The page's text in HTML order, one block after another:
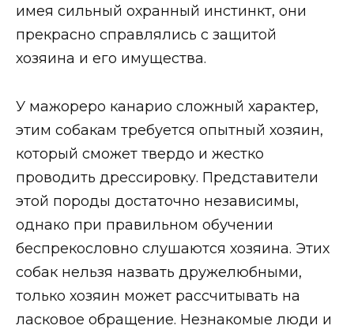
имея сильный охранный инстинкт, они
прекрасно справлялись с защитой
хозяина и его имущества.
У мажореро канарио сложный характер,
этим собакам требуется опытный хозяин,
который сможет твердо и жестко
проводить дрессировку. Представители
этой породы достаточно независимы,
однако при правильном обучении
беспрекословно слушаются хозяина. Этих
собак нельзя назвать дружелюбными,
только хозяин может рассчитывать на
ласковое обращение. Незнакомые люди и